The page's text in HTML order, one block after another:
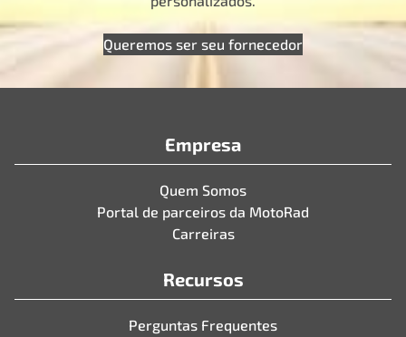
Queremos ser seu fornecedor
Empresa
Quem Somos
Portal de parceiros da MotoRad
Carreiras
Recursos
Perguntas Frequentes